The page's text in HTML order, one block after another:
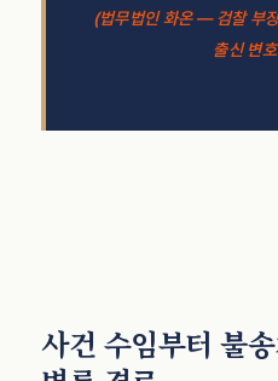
(법무법인 화온 — 검찰 부
출신 변
사건 수임부터 불